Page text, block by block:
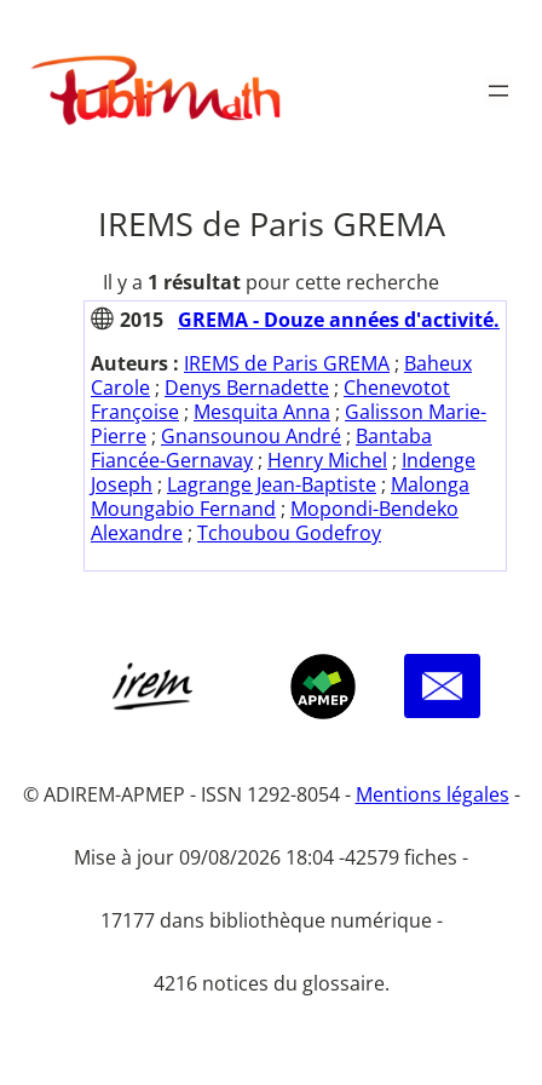
contenu
Publimath
IREMS de Paris GREMA
Il y a 1 résultat pour cette recherche
2015 GREMA - Douze années d'activité.
Auteurs : IREMS de Paris GREMA ; Baheux
Carole ; Denys Bernadette ; Chenevotot
Françoise ; Mesquita Anna ; Galisson Marie-
Pierre ; Gnansounou André ; Bantaba
Fiancée-Gernavay ; Henry Michel ; Indenge
Joseph ; Lagrange Jean-Baptiste ; Malonga
Moungabio Fernand ; Mopondi-Bendeko
Alexandre ; Tchoubou Godefroy
© ADIREM-APMEP - ISSN 1292-8054 - Mentions légales -
Mise à jour 09/08/2026 18:04 -42579 fiches -
17177 dans bibliothèque numérique -
4216 notices du glossaire.